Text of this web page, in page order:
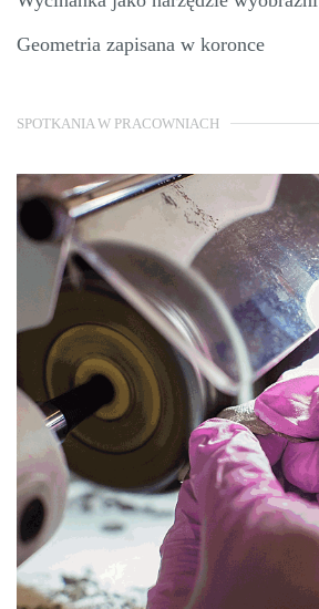
Geometria zapisana w koronce
SPOTKANIA W PRACOWNIACH